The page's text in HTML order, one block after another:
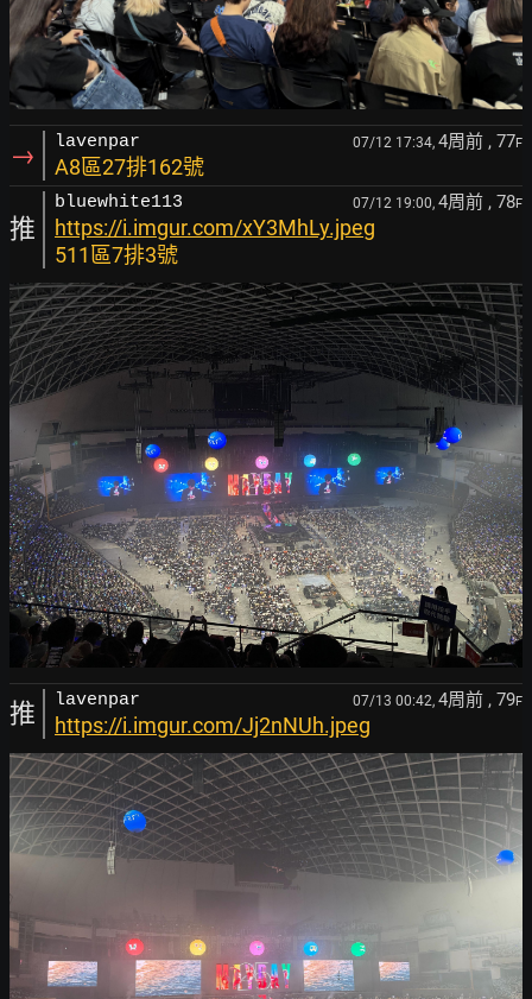
→ lavenpar 07/12 17:34, 4周前 , 77F
A8區27排162號
推
bluewhite113 07/12 19:00, 4周前 , 78F
https://i.imgur.com/xY3MhLy.jpeg
511區7排3號
推 lavenpar 07/13 00:42, 4周前 , 79F
https://i.imgur.com/Jj2nNUh.jpeg